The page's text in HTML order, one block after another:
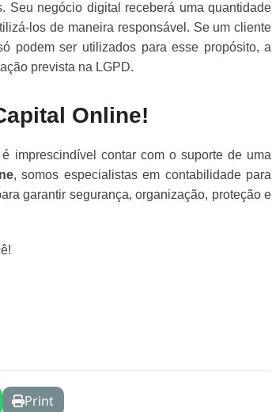
Seu negócio digital receberá uma quantidade
los de maneira responsável. Se um cliente
podem ser utilizados para esse propósito, a
prevista na LGPD.
Online!
imprescindível contar com o suporte de uma
, somos especialistas em contabilidade para
garantir segurança, organização, proteção e
Print